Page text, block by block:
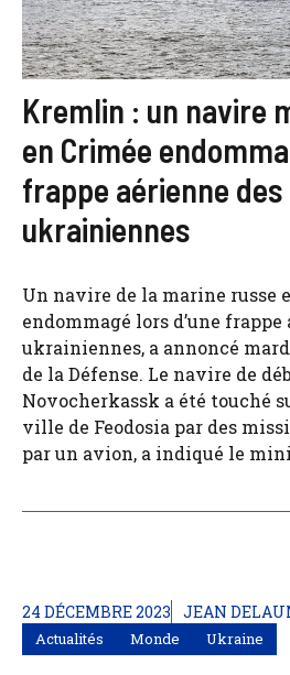
Kremlin : un navire
en Crimée
frappe aérienne
ukrainiennes
Un navire de la marine russe
endommagé lors d’une
ukrainiennes, a annoncé
de la Défense. Le navire de
Novocherkassk a été touché
ville de Feodosia par des
par un avion, a indiqué le
24 DÉCEMBRE 2023 JEAN
Actualités Monde Ukraine